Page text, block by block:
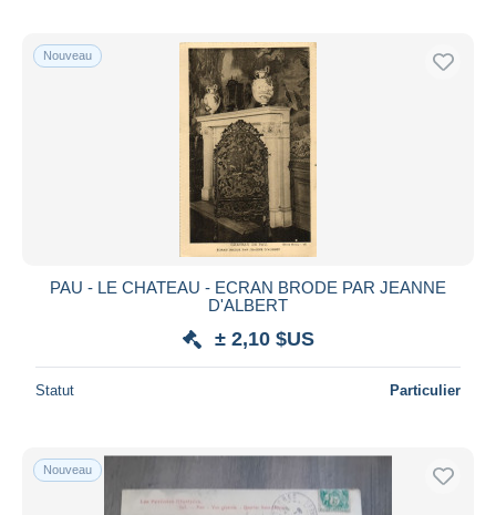
Nouveau
PAU - LE CHATEAU - ECRAN BRODE PAR JEANNE
D'ALBERT
± 2,10 $US
Statut Particulier
Nouveau